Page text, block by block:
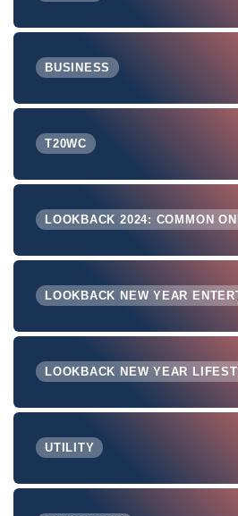
BUSINESS
T20WC
LOOKBACK 2024: COMMON
LOOKBACK NEW YEAR
LOOKBACK NEW YEAR
UTILITY